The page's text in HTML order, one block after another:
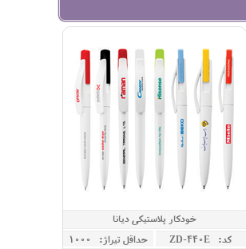
خودکار پلاستیکی دیانا
کد: ZD-440E
حداقل تيراژ: 1000